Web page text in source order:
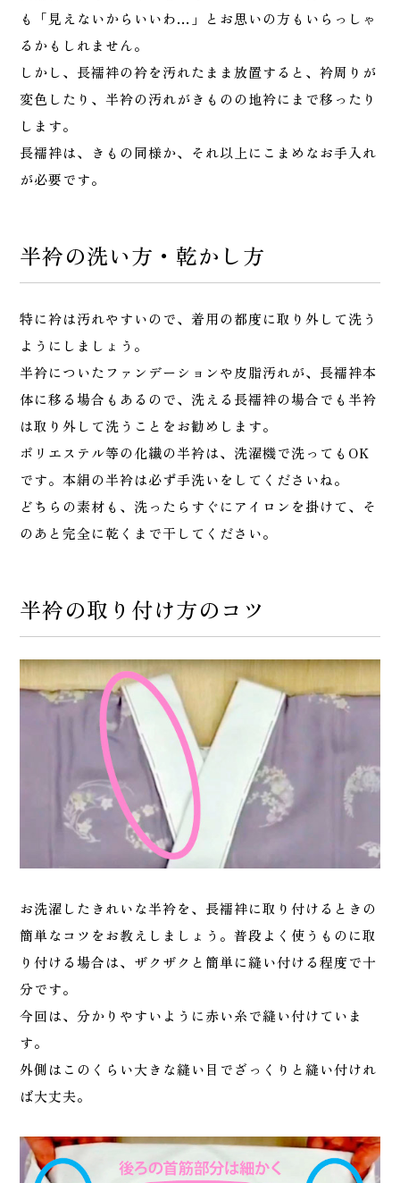
も「見えないからいいわ…」とお思いの方もいらっしゃ
るかもしれません。
しかし、長襦袢の衿を汚れたまま放置すると、衿周りが
変色したり、半衿の汚れがきものの地衿にまで移ったり
します。
長襦袢は、きもの同様か、それ以上にこまめなお手入れ
が必要です。
半衿の洗い方・乾かし方
特に衿は汚れやすいので、着用の都度に取り外して洗う
ようにしましょう。
半衿についたファンデーションや皮脂汚れが、長襦袢本
体に移る場合もあるので、洗える長襦袢の場合でも半衿
は取り外して洗うことをお勧めします。
ポリエステル等の化繊の半衿は、洗濯機で洗ってもOK
です。本絹の半衿は必ず手洗いをしてくださいね。
どちらの素材も、洗ったらすぐにアイロンを掛けて、そ
のあと完全に乾くまで干してください。
半衿の取り付け方のコツ
お洗濯したきれいな半衿を、長襦袢に取り付けるときの
簡単なコツをお教えしましょう。普段よく使うものに取
り付ける場合は、ザクザクと簡単に縫い付ける程度で十
分です。
今回は、分かりやすいように赤い糸で縫い付けていま
す。
外側はこのくらい大きな縫い目でざっくりと縫い付けれ
ば大丈夫。